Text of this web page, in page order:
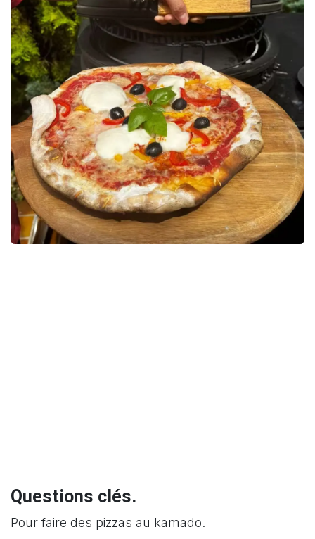
Questions clés.
Pour faire des pizzas au kamado.